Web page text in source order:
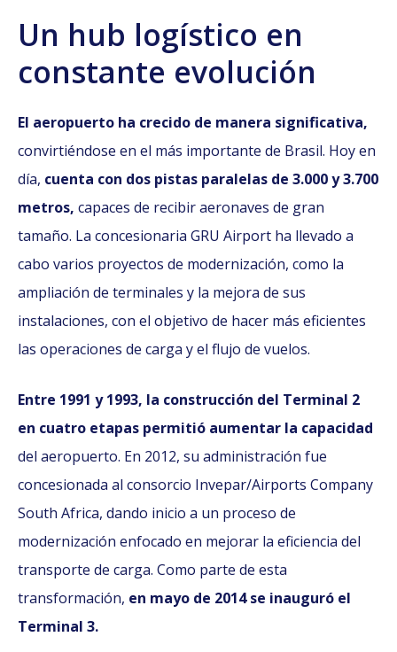
Un hub logístico en
constante evolución
El aeropuerto ha crecido de manera significativa,
convirtiéndose en el más importante de Brasil. Hoy en
día, cuenta con dos pistas paralelas de 3.000 y 3.700
metros, capaces de recibir aeronaves de gran
tamaño. La concesionaria GRU Airport ha llevado a
cabo varios proyectos de modernización, como la
ampliación de terminales y la mejora de sus
instalaciones, con el objetivo de hacer más eficientes
las operaciones de carga y el flujo de vuelos.
Entre 1991 y 1993, la construcción del Terminal 2
en cuatro etapas permitió aumentar la capacidad
del aeropuerto. En 2012, su administración fue
concesionada al consorcio Invepar/Airports Company
South Africa, dando inicio a un proceso de
modernización enfocado en mejorar la eficiencia del
transporte de carga. Como parte de esta
transformación, en mayo de 2014 se inauguró el
Terminal 3.